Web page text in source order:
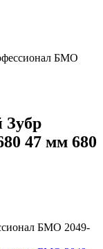
БМО
Зубр
47 мм 680